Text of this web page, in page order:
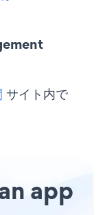
サイト内で
app